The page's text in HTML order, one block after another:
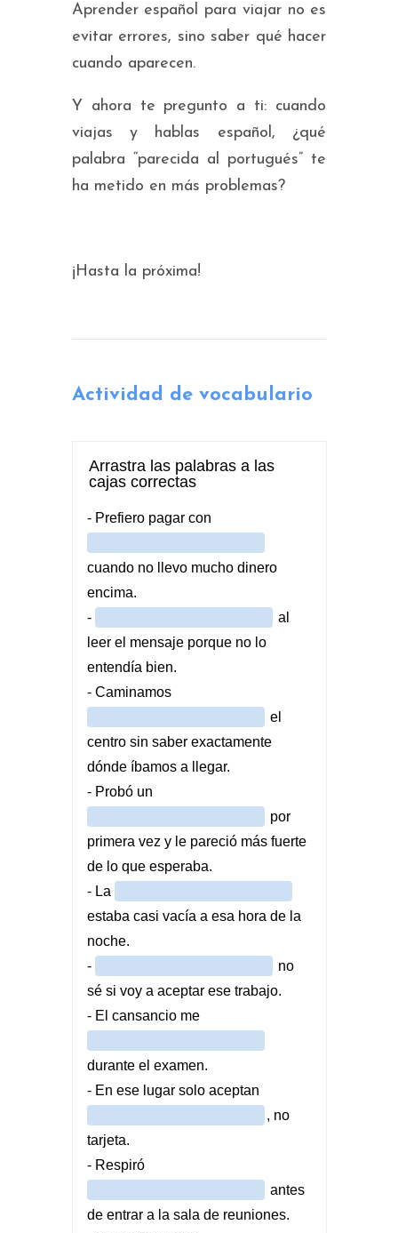
Aprender español para viajar no es
evitar errores, sino saber qué hacer
cuando aparecen.
Y ahora te pregunto a ti: cuando
viajas y hablas español, ¿qué
palabra “parecida al portugués” te
ha metido en más problemas?
¡Hasta la próxima!
Actividad de vocabulario